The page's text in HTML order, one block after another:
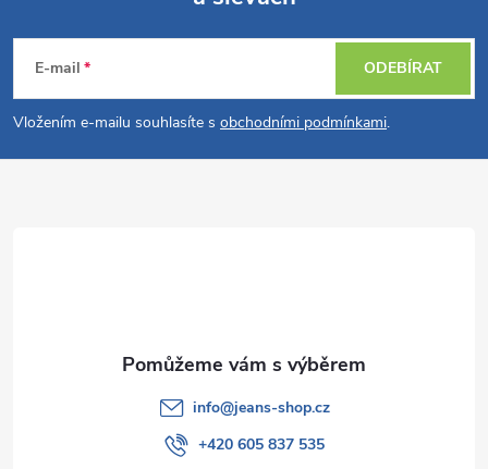
p
a
E-mail
Vložením e-mailu souhlasíte s obchodními podmínkami.
ODEBÍRAT
info@jeans-shop.cz
+420 605 837 535